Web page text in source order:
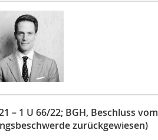
– 1 U 66/22; BGH, Beschluss vom
zurückgewiesen)